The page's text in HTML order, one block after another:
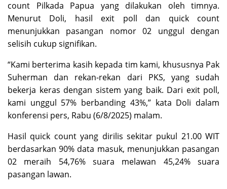
count Pilkada Papua yang dilakukan oleh timnya.
Menurut Doli, hasil exit poll dan quick count
menunjukkan pasangan nomor 02 unggul dengan
selisih cukup signifikan.
“Kami berterima kasih kepada tim kami, khususnya Pak
Suherman dan rekan-rekan dari PKS, yang sudah
bekerja keras dengan sistem yang baik. Dari exit poll,
kami unggul 57% berbanding 43%,” kata Doli dalam
konferensi pers, Rabu (6/8/2025) malam.
Hasil quick count yang dirilis sekitar pukul 21.00 WIT
berdasarkan 90% data masuk, menunjukkan pasangan
02 meraih 54,76% suara melawan 45,24% suara
pasangan lawan.